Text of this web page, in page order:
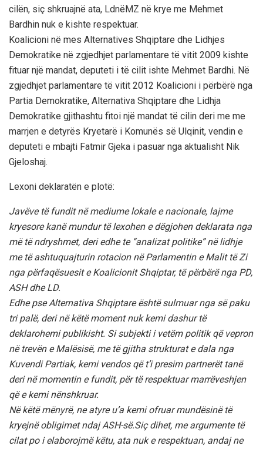
cilën, siç shkruajnë ata, LdnëMZ në krye me Mehmet
Bardhin nuk e kishte respektuar.
Koalicioni në mes Alternatives Shqiptare dhe Lidhjes
Demokratike në zgjedhjet parlamentare të vitit 2009 kishte
fituar një mandat, deputeti i të cilit ishte Mehmet Bardhi. Në
zgjedhjet parlamentare të vitit 2012 Koalicioni i përbërë nga
Partia Demokratike, Alternativa Shqiptare dhe Lidhja
Demokratike gjithashtu fitoi një mandat të cilin deri me me
marrjen e detyrës Kryetarë i Komunës së Ulqinit, vendin e
deputeti e mbajti Fatmir Gjeka i pasuar nga aktualisht Nik
Gjeloshaj.
Lexoni deklaratën e plotë:
Javëve të fundit në mediume lokale e nacionale, lajme
kryesore kanë mundur të lexohen e dëgjohen deklarata nga
më të ndryshmet, deri edhe te “analizat politike” në lidhje
me të ashtuquajturin rotacion në Parlamentin e Malit të Zi
nga përfaqësuesit e Koalicionit Shqiptar, të përbërë nga PD,
ASH dhe LD.
Edhe pse Alternativa Shqiptare është sulmuar nga së paku
tri palë, deri në këtë moment nuk kemi dashur të
deklarohemi publikisht. Si subjekti i vetëm politik që vepron
në trevën e Malësisë, me të gjitha strukturat e dala nga
Kuvendi Partiak, kemi vendos që t’i presim partnerët tanë
deri në momentin e fundit, për të respektuar marrëveshjen
që e kemi nënshkruar.
Në këtë mënyrë, ne atyre u’a kemi ofruar mundësinë të
kryejnë obligimet ndaj ASH-së.Siç dihet, me argumente të
cilat po i elaborojmë këtu, ata nuk e respektuan, andaj ne